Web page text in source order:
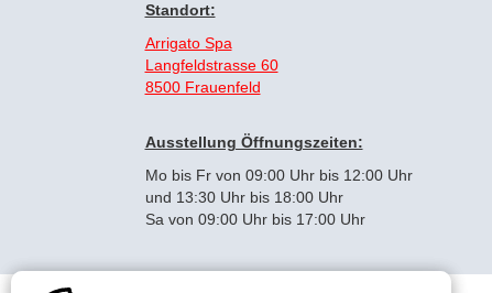
Standort:
Arrigato Spa
Langfeldstrasse 60
8500 Frauenfeld
Ausstellung Öffnungszeiten:
Mo bis Fr von 09:00 Uhr bis 12:00 Uhr
und 13:30 Uhr bis 18:00 Uhr
Sa von 09:00 Uhr bis 17:00 Uhr